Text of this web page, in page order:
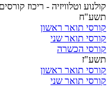
קולנוע וטלוויזיה - ריכוז קורסים
תשע"ח
קורסי תואר ראשון
קורסי תואר שני
קורסי הכשרה
תשע"ז
קורסי תואר ראשון
קורסי תואר שני